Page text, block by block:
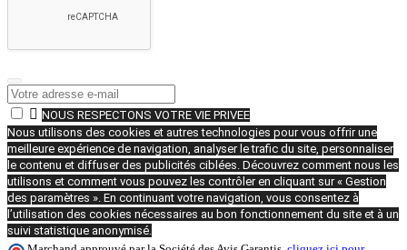
 NOUS RESPECTONS VOTRE VIE PRIVEE
Nous utilisons des cookies et autres technologies pour vous offrir une
meilleure expérience de navigation, analyser le trafic du site, personnaliser
le contenu et diffuser des publicités ciblées. Découvrez comment nous les
utilisons et comment vous pouvez les contrôler en cliquant sur « Gestion
des paramètres ». En continuant votre navigation, vous consentez à
l’utilisation des cookies nécessaires au bon fonctionnement du site et à un
suivi statistique anonymisé.